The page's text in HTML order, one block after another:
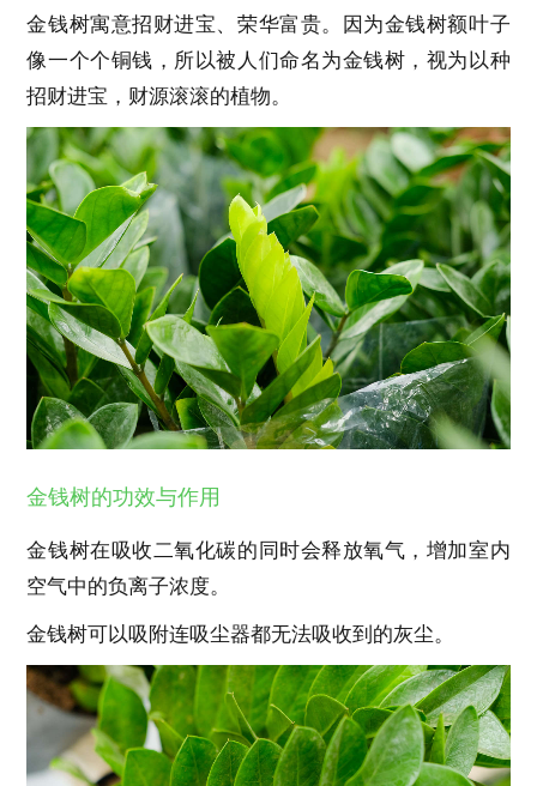
金钱树寓意招财进宝、荣华富贵。因为金钱树额叶子
像一个个铜钱，所以被人们命名为金钱树，视为以种
招财进宝，财源滚滚的植物。
金钱树的功效与作用
金钱树在吸收二氧化碳的同时会释放氧气，增加室内
空气中的负离子浓度。
金钱树可以吸附连吸尘器都无法吸收到的灰尘。